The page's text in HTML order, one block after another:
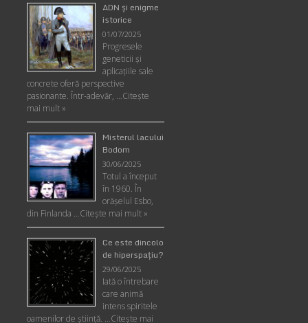
ADN şi enigme
istorice
01/07/2025
Progresele
geneticii şi
aplicaţiile sale
concrete oferă perspective
pasionante. Într-adevăr, …Citește
mai mult »
Misterul lacului
Bodom
30/06/2025
Totul a început
în 1960. În
orășelul Esbo,
din Finlanda …Citește mai mult »
Ce este dincolo
de hiperspaţiu?
29/06/2025
Iată o întrebare
care animă
intens spiritele
oamenilor de ştiinţă. …Citește mai